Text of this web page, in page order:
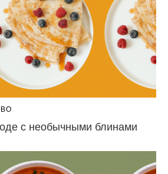
с необычными блинами